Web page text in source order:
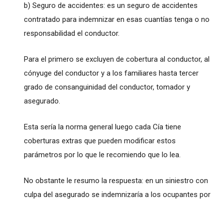
b) Seguro de accidentes: es un seguro de accidentes
contratado para indemnizar en esas cuantías tenga o no
responsabilidad el conductor.
Para el primero se excluyen de cobertura al conductor, al
cónyuge del conductor y a los familiares hasta tercer
grado de consanguinidad del conductor, tomador y
asegurado.
Esta sería la norma general luego cada Cía tiene
coberturas extras que pueden modificar estos
parámetros por lo que le recomiendo que lo lea.
No obstante le resumo la respuesta: en un siniestro con
culpa del asegurado se indemnizaría a los ocupantes por